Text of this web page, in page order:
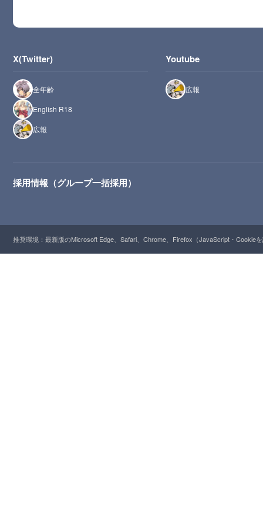
X(Twitter)
全年齢
English R18
広報
Youtube
広報
採用情報（グループ一括採用）
推奨環境：最新版のMicrosoft Edge、Safari、Chrome、Firefox（JavaScript・Cookie